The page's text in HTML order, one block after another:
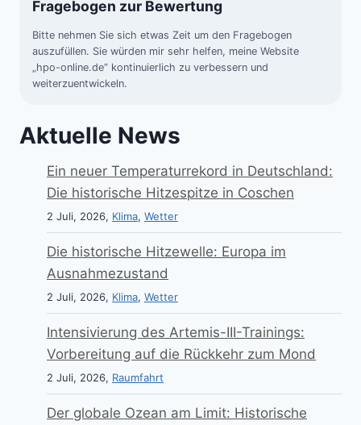
Fragebogen zur Bewertung
Bitte nehmen Sie sich etwas Zeit um den Fragebogen
auszufüllen. Sie würden mir sehr helfen, meine Website
„hpo-online.de“ kontinuierlich zu verbessern und
weiterzuentwickeln.
Aktuelle News
Ein neuer Temperaturrekord in Deutschland:
Die historische Hitzespitze in Coschen
2 Juli, 2026, Klima, Wetter
Die historische Hitzewelle: Europa im
Ausnahmezustand
2 Juli, 2026, Klima, Wetter
Intensivierung des Artemis-III-Trainings:
Vorbereitung auf die Rückkehr zum Mond
2 Juli, 2026, Raumfahrt
Der globale Ozean am Limit: Historische